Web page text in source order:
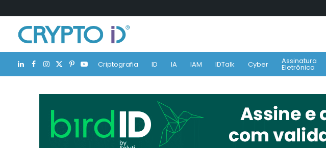
LinkedIn
Facebook
Instagram
X
(Twitter)
Pinterest
YouTubeCriptografia ID IA IAM IDTalk Cyber Assinatura
Eletrônica